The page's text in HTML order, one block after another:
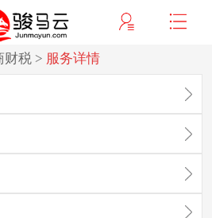
财税 > 服务详情